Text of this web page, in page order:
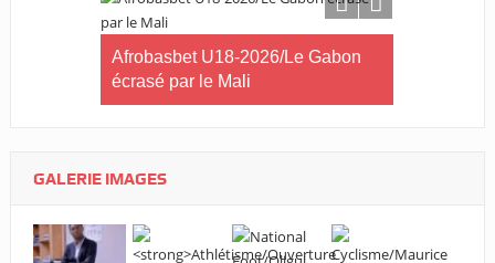
Afrobasbet U18-2026/Le Gabon
écrasé par le Mali
GALERIE IMAGES